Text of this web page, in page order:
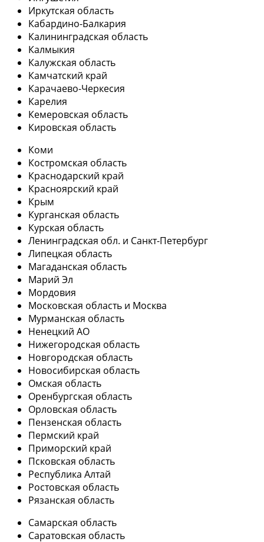
Иркутская область
Кабардино-Балкария
Калининградская область
Калмыкия
Калужская область
Камчатский край
Карачаево-Черкесия
Карелия
Кемеровская область
Кировская область
Коми
Костромская область
Краснодарский край
Красноярский край
Крым
Курганская область
Курская область
Ленинградская обл. и Санкт-Петербург
Липецкая область
Магаданская область
Марий Эл
Мордовия
Московская область и Москва
Мурманская область
Ненецкий АО
Нижегородская область
Новгородская область
Новосибирская область
Омская область
Оренбургская область
Орловская область
Пензенская область
Пермский край
Приморский край
Псковская область
Республика Алтай
Ростовская область
Рязанская область
Самарская область
Саратовская область